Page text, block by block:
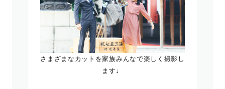
さまざまなカットを家族みんなで楽しく撮影し
ます♩